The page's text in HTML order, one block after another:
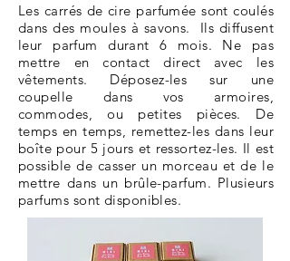
Les carrés de cire parfumée sont coulés
dans des moules à savons. Ils diffusent
leur parfum durant 6 mois. Ne pas
mettre en contact direct avec les
vêtements. Déposez-les sur une
coupelle dans vos armoires,
commodes, ou petites pièces. De
temps en temps, remettez-les dans leur
boîte pour 5 jours et ressortez-les. Il est
possible de casser un morceau et de le
mettre dans un brûle-parfum. Plusieurs
parfums sont disponibles.